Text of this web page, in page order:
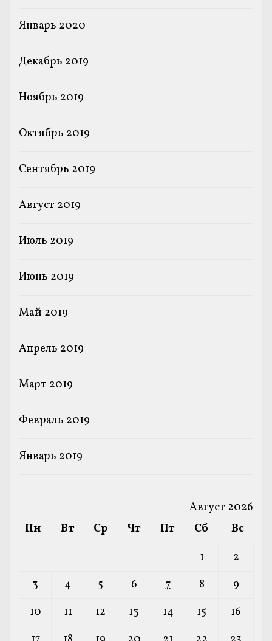
Январь 2020
Декабрь 2019
Ноябрь 2019
Октябрь 2019
Сентябрь 2019
Август 2019
Июль 2019
Июнь 2019
Май 2019
Апрель 2019
Март 2019
Февраль 2019
Январь 2019
Август 2026
Пн
Вт Ср Чт Пт Сб
Вс
1
2
3
4 5 6 7 8
9
10
11 12 13 14 15
16